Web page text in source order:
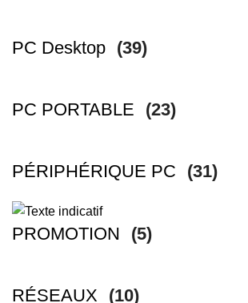
PC Desktop (39)
PC PORTABLE (23)
PÉRIPHÉRIQUE PC (31)
PROMOTION (5)
RÉSEAUX (10)